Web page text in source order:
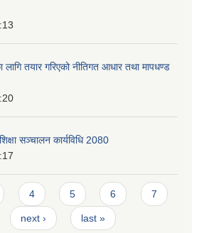
लागि तयार गरिएको नीतिगत आधार तथा मापधण्ड
सञ्चालन कार्यविधि 2080
4 5 6 7
next › last »